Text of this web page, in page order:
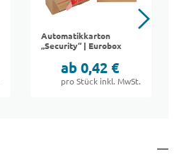
Automatikkarton
„Security“ | Eurobox
ab 0,42 €
pro Stück inkl. MwSt.